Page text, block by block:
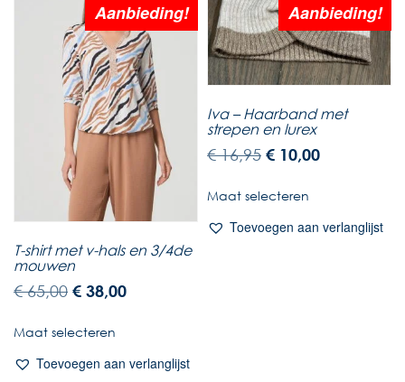
Aanbieding!
T-shirt met v-hals en 3/4de
mouwen
€65,00 € 38,00
Maat selecteren
Toevoegen aan verlanglijst
Aanbieding!
Iva – Haarband met
strepen en lurex
€16,95 € 10,00
Maat selecteren
Toevoegen aan verlanglijst